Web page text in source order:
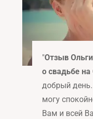
"Отзыв
о свадьбе
добрый
могу
Вам и всей